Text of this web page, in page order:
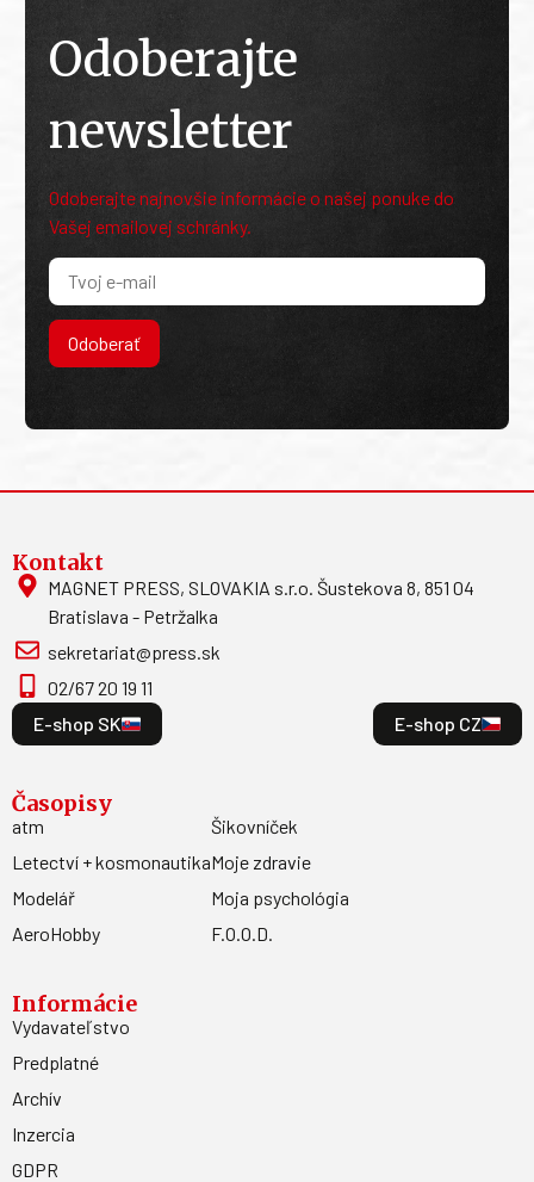
Odoberajte
newsletter
Odoberajte najnovšie informácie o našej ponuke do
Vašej emailovej schránky.
Odoberať
Kontakt
MAGNET PRESS, SLOVAKIA s.r.o. Šustekova 8, 851 04
Bratislava - Petržalka
sekretariat@press.sk
02/67 20 19 11
E-shop SK
E-shop CZ
Časopisy
atm
Letectví + kosmonautika
Modelář
AeroHobby
Šikovníček
Moje zdravie
Moja psychológia
F.O.O.D.
Informácie
Vydavateľstvo
Predplatné
Archív
Inzercia
GDPR